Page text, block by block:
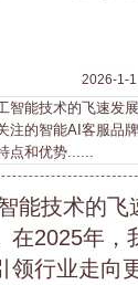
2026-1-
能技术的飞速发展
注的智能AI客服品
点和优势......
能技术的
在2025年，
领行业走向